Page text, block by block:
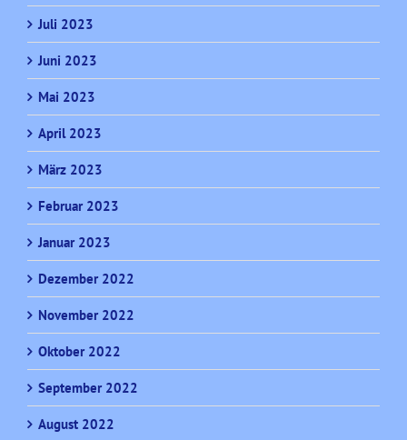
Juli 2023
Juni 2023
Mai 2023
April 2023
März 2023
Februar 2023
Januar 2023
Dezember 2022
November 2022
Oktober 2022
September 2022
August 2022